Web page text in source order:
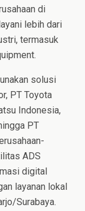
di
lebih dari
termasuk
solusi
PT Toyota
Indonesia,
PT
ADS
digital
layanan lokal
Surabaya.